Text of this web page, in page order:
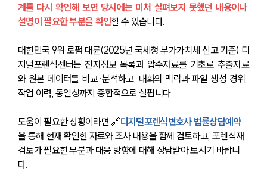
소식/자료
언론보도
공지사항
법률 블로그
법률서식
뉴스레터/브로슈어
대륜법률상담예약
계를 다시 확인해 보면 당시에는 미처 살펴보지 못했던 내용이나
설명이 필요한 부분을 확인할 수 있습니다.
대한민국 9위 로펌 대륜(2025년 국세청 부가가치세 신고 기준) 디
지털포렌식센터는 전자정보 목록과 압수자료를 기초로 추출자료
와 원본 데이터를 비교·분석하고, 대화의 맥락과 파일 생성 경위,
작업 이력, 동일성까지 종합적으로 살핍니다.
도움이 필요한 상황이라면 🔗디지털포렌식변호사 법률상담예약
을 통해 현재 확인한 자료와 조사 내용을 함께 검토하고, 포렌식재
검토가 필요한 부분과 대응 방향에 대해 상담받아 보시기 바랍니
다.